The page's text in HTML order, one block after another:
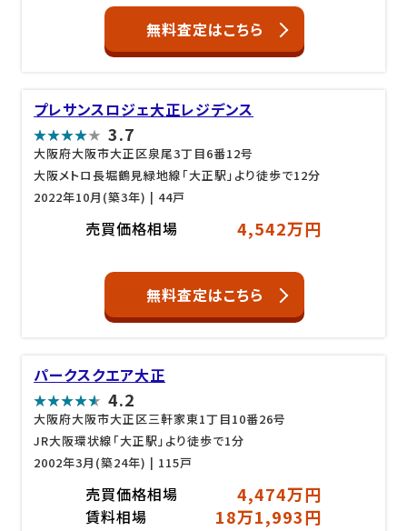
無料査定はこちら
プレサンスロジェ大正レジデンス
3.7
大阪府大阪市大正区泉尾3丁目6番12号
大阪メトロ長堀鶴見緑地線「大正駅」より徒歩で12分
2022年10月(築3年) | 44戸
売買価格相場 4,542万円
無料査定はこちら
パークスクエア大正
4.2
大阪府大阪市大正区三軒家東1丁目10番26号
JR大阪環状線「大正駅」より徒歩で1分
2002年3月(築24年) | 115戸
売買価格相場 4,474万円
賃料相場 18万1,993円